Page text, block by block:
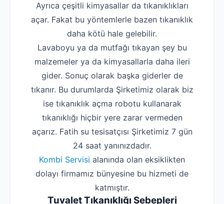
Ayrıca çeşitli kimyasallar da tıkanıklıkları
açar. Fakat bu yöntemlerle bazen tıkanıklık
daha kötü hale gelebilir.
Lavaboyu ya da mutfağı tıkayan şey bu
malzemeler ya da kimyasallarla daha ileri
gider. Sonuç olarak başka giderler de
tıkanır. Bu durumlarda Şirketimiz olarak biz
ise tıkanıklık açma robotu kullanarak
tıkanıklığı hiçbir yere zarar vermeden
açarız. Fatih su tesisatçısı Şirketimiz 7 gün
24 saat yanınızdadır.
Kombi Servisi alanında olan eksiklikten
dolayı firmamız bünyesine bu hizmeti de
katmıştır.
Tuvalet Tıkanıklığı Sebepleri